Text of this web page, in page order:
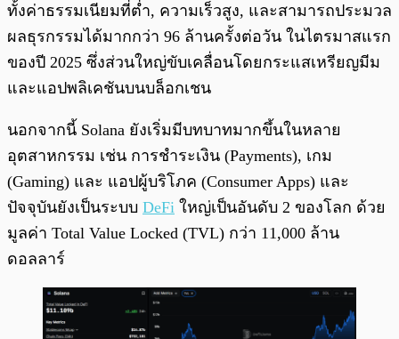
ทั้งค่าธรรมเนียมที่ต่ำ, ความเร็วสูง, และสามารถประมวล
ผลธุรกรรมได้มากกว่า 96 ล้านครั้งต่อวัน ในไตรมาสแรก
ของปี 2025 ซึ่งส่วนใหญ่ขับเคลื่อนโดยกระแสเหรียญมีม
และแอปพลิเคชันบนบล็อกเชน
นอกจากนี้ Solana ยังเริ่มมีบทบาทมากขึ้นในหลาย
อุตสาหกรรม เช่น การชำระเงิน (Payments), เกม
(Gaming) และ แอปผู้บริโภค (Consumer Apps) และ
ปัจจุบันยังเป็นระบบ DeFi ใหญ่เป็นอันดับ 2 ของโลก ด้วย
มูลค่า Total Value Locked (TVL) กว่า 11,000 ล้าน
ดอลลาร์